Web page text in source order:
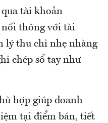
qua tài khoản
nối thông với tài
lý thu chi nhẹ nhàng
chép sổ tay như
hợp giúp doanh
tại điểm bán, tiết